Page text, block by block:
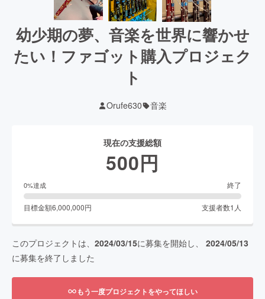
幼少期の夢、音楽を世界に響かせ
たい！ファゴット購入プロジェク
ト
Orufe630 音楽
現在の支援総額
500円
0%達成 終了
目標金額6,000,000円 支援者数1 人
このプロジェクトは、 2024/03/15に募集を開始し、 2024/05/13
に募集を終了しました
もう一度プロジェクトをやってほしい